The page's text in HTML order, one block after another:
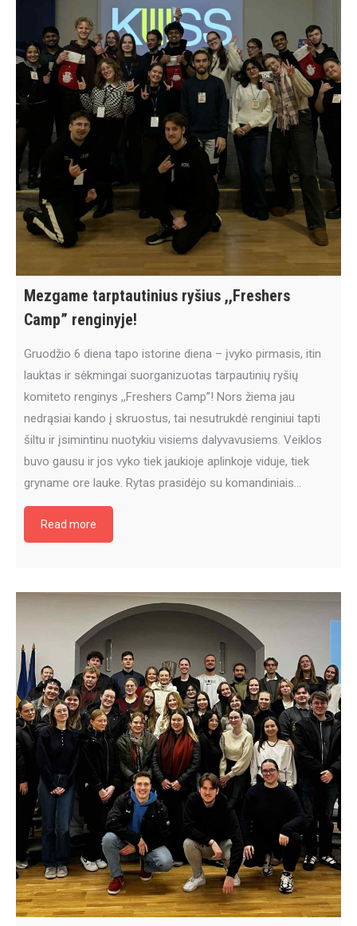
Mezgame tarptautinius ryšius ,,Freshers
Camp” renginyje!
Gruodžio 6 diena tapo istorine diena – įvyko pirmasis, itin
lauktas ir sėkmingai suorganizuotas tarpautinių ryšių
komiteto renginys ,,Freshers Camp”! Nors žiema jau
nedrąsiai kando į skruostus, tai nesutrukdė renginiui tapti
šiltu ir įsimintinu nuotykiu visiems dalyvavusiems. Veiklos
buvo gausu ir jos vyko tiek jaukioje aplinkoje viduje, tiek
gryname ore lauke. Rytas prasidėjo su komandiniais…
Read more